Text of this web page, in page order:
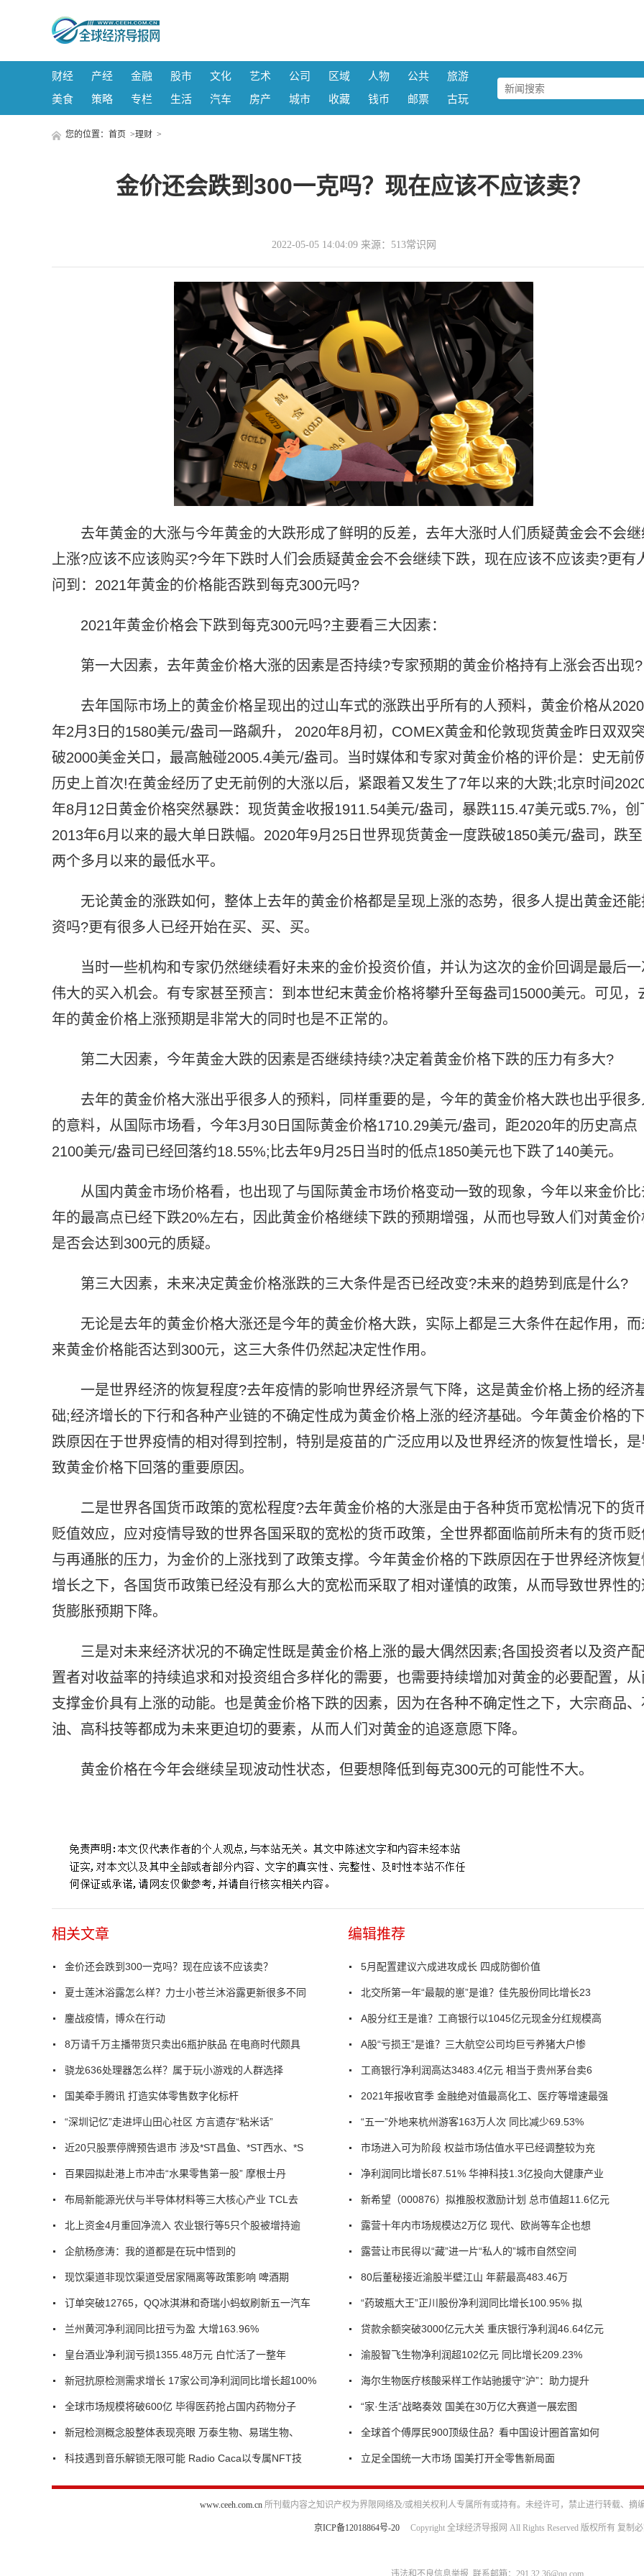
财经 产经 金融 股市 文化 艺术 公司 区域 人物 公共
旅游
美食
策略 专栏 生活 汽车 房产 城市 收藏 钱币 邮票 古玩
您的位置： 首页 >理财 >
金价还会跌到300一克吗？现在应该不应该卖？
2022-05-05 14:04:09 来源：513常识网
去年黄金的大涨与今年黄金的大跌形成了鲜明的反差，去年大涨时人们质疑黄金会不会继
上涨?应该不应该购买?今年下跌时人们会质疑黄金会不会继续下跌，现在应该不应该卖?更有
问到：2021年黄金的价格能否跌到每克300元吗?
2021年黄金价格会下跌到每克300元吗?主要看三大因素：
第一大因素，去年黄金价格大涨的因素是否持续?专家预期的黄金价格持有上涨会否出现?
去年国际市场上的黄金价格呈现出的过山车式的涨跌出乎所有的人预料，黄金价格从2020
年2月3日的1580美元/盎司一路飙升， 2020年8月初，COMEX黄金和伦敦现货黄金昨日双双突
破2000美金关口，最高触碰2005.4美元/盎司。当时媒体和专家对黄金价格的评价是：史无前
历史上首次!在黄金经历了史无前例的大涨以后，紧跟着又发生了7年以来的大跌;北京时间
年8月12日黄金价格突然暴跌：现货黄金收报1911.54美元/盎司，暴跌115.47美元或5.7%，创
2013年6月以来的最大单日跌幅。2020年9月25日世界现货黄金一度跌破1850美元/盎司，跌至
两个多月以来的最低水平。
无论黄金的涨跌如何，整体上去年的黄金价格都是呈现上涨的态势，很多人提出黄金还能
资吗?更有很多人已经开始在买、买、买。
当时一些机构和专家仍然继续看好未来的金价投资价值，并认为这次的金价回调是最后一
伟大的买入机会。有专家甚至预言：到本世纪末黄金价格将攀升至每盎司15000美元。可见，
年的黄金价格上涨预期是非常大的同时也是不正常的。
第二大因素，今年黄金大跌的因素是否继续持续?决定着黄金价格下跌的压力有多大?
去年的黄金价格大涨出乎很多人的预料，同样重要的是，今年的黄金价格大跌也出乎很多
的意料，从国际市场看，今年3月30日国际黄金价格1710.29美元/盎司，距2020年的历史高点
2100美元/盎司已经回落约18.55%;比去年9月25日当时的低点1850美元也下跌了140美元。
从国内黄金市场价格看，也出现了与国际黄金市场价格变动一致的现象，今年以来金价比
年的最高点已经下跌20%左右，因此黄金价格继续下跌的预期增强，从而也导致人们对黄金价
是否会达到300元的质疑。
第三大因素，未来决定黄金价格涨跌的三大条件是否已经改变?未来的趋势到底是什么?
无论是去年的黄金价格大涨还是今年的黄金价格大跌，实际上都是三大条件在起作用，而
来黄金价格能否达到300元，这三大条件仍然起决定性作用。
一是世界经济的恢复程度?去年疫情的影响世界经济景气下降，这是黄金价格上扬的经济
础;经济增长的下行和各种产业链的不确定性成为黄金价格上涨的经济基础。今年黄金价格的下
跌原因在于世界疫情的相对得到控制，特别是疫苗的广泛应用以及世界经济的恢复性增长，是
致黄金价格下回落的重要原因。
二是世界各国货币政策的宽松程度?去年黄金价格的大涨是由于各种货币宽松情况下的货
贬值效应，应对疫情导致的世界各国采取的宽松的货币政策，全世界都面临前所未有的货币贬
与再通胀的压力，为金价的上涨找到了政策支撑。今年黄金价格的下跌原因在于世界经济恢复
增长之下，各国货币政策已经没有那么大的宽松而采取了相对谨慎的政策，从而导致世界性的
货膨胀预期下降。
三是对未来经济状况的不确定性既是黄金价格上涨的最大偶然因素;各国投资者以及资产
置者对收益率的持续追求和对投资组合多样化的需要，也需要持续增加对黄金的必要配置，从
支撑金价具有上涨的动能。也是黄金价格下跌的因素，因为在各种不确定性之下，大宗商品、
油、高科技等都成为未来更迫切的要素，从而人们对黄金的追逐意愿下降。
黄金价格在今年会继续呈现波动性状态，但要想降低到每克300元的可能性不大。
相关文章
金价还会跌到300一克吗？现在应该不应该卖？
夏士莲沐浴露怎么样？力士小苍兰沐浴露更新很多不同
鏖战疫情，博众在行动
8万请千万主播带货只卖出6瓶护肤品 在电商时代颇具
骁龙636处理器怎么样？属于玩小游戏的人群选择
国美牵手腾讯 打造实体零售数字化标杆
“深圳记忆”走进坪山田心社区 方言遗存“粘米话”
近20只股票停牌预告退市 涉及*ST昌鱼、*ST西水、*S
百果园拟赴港上市冲击“水果零售第一股” 摩根士丹
布局新能源光伏与半导体材料等三大核心产业 TCL去
北上资金4月重回净流入 农业银行等5只个股被增持逾
企航杨彦涛：我的道都是在玩中悟到的
现饮渠道非现饮渠道受居家隔离等政策影响 啤酒期
订单突破12765，QQ冰淇淋和奇瑞小蚂蚁刷新五一汽车
兰州黄河净利润同比扭亏为盈 大增163.96%
皇台酒业净利润亏损1355.48万元 白忙活了一整年
新冠抗原检测需求增长 17家公司净利润同比增长超100%
全球市场规模将破600亿 毕得医药抢占国内药物分子
新冠检测概念股整体表现亮眼 万泰生物、易瑞生物、
科技遇到音乐解锁无限可能 Radio Caca以专属NFT技
编辑推荐
5月配置建议六成进攻成长 四成防御价值
北交所第一年“最靓的崽”是谁？佳先股份同比增长23
A股分红王是谁？工商银行以1045亿元现金分红规模高
A股“亏损王”是谁？三大航空公司均巨亏养猪大户惨
工商银行净利润高达3483.4亿元 相当于贵州茅台卖6
2021年报收官季 金融绝对值最高化工、医疗等增速最强
“五一”外地来杭州游客163万人次 同比减少69.53%
市场进入可为阶段 权益市场估值水平已经调整较为充
净利润同比增长87.51% 华神科技1.3亿投向大健康产业
新希望（000876）拟推股权激励计划 总市值超11.6亿元
露营十年内市场规模达2万亿 现代、欧尚等车企也想
露营让市民得以“藏”进一片“私人的”城市自然空间
80后董秘接近渝股半壁江山 年薪最高483.46万
“药玻瓶大王”正川股份净利润同比增长100.95% 拟
贷款余额突破3000亿元大关 重庆银行净利润46.64亿元
渝股智飞生物净利润超102亿元 同比增长209.23%
海尔生物医疗核酸采样工作站驰援守“沪”：助力提升
“家·生活”战略奏效 国美在30万亿大赛道一展宏图
全球首个傅厚民900顶级住品？看中国设计圈首富如何
立足全国统一大市场 国美打开全零售新局面
www.ceeh.com.cn所刊载内容之知识产权为界限网络及/或相关权利人专属所有或持有。未经许可，禁止进行转载、摘
京ICP备12018864号-20 Copyright 全球经济导报网 All Rights Reserved 版权所有 复制